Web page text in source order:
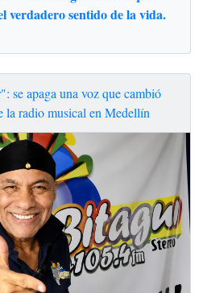
verdadero sentido de la vida.
se apaga una voz que cambió
la radio musical en Medellín